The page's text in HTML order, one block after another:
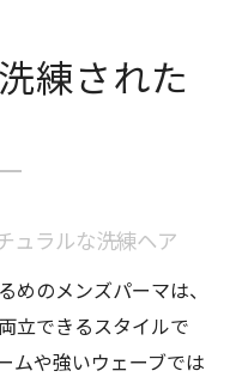
練された
ュラルな洗練ヘア
めのメンズパーマは、
立できるスタイルで
ムや強いウェーブでは